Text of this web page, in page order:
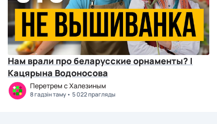
Нам врали про беларусские орнаменты? |
Кацярына Водоносова
Перетрем с Халезиным
8 гадзін таму 5 022 прагляды